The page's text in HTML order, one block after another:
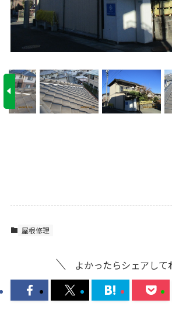
屋根修理
よかったらシェアして